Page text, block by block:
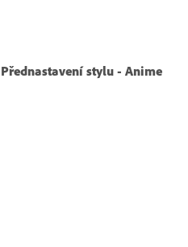
Přednastavení stylu - Anime